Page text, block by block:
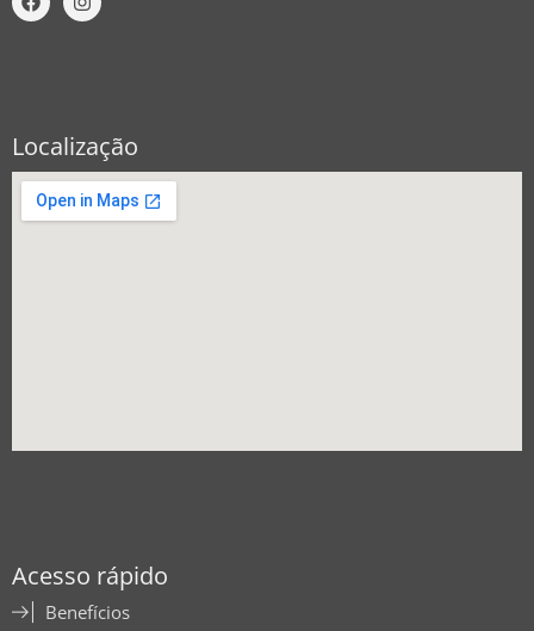
Localização
Acesso rápido
Benefícios